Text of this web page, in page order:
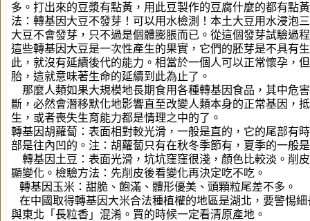
多。打出來的豆漿有點黃，用此豆製作的豆腐什麼的都有點
法：轉基因大豆不發芽！可以用水檢測！本土大豆用水浸泡
大豆不會發芽，只不過是個體膨脹而已。從這個發芽試驗過
這些轉基因大豆是一次性產生的果實，它們的胚芽是不具有
此，就沒有延續後代的能力。相當於一個人可以正常懷孕，
胎，這就意味著生命的延續到此為止了。
那麼人類如果大規模地長期食用各種轉基因食品，其中危
斷，必然會潛移默化地影響直至改變人類本身的正常基因，
生，或者喪失生育能力都是情理之中的了。
轉基因胡蘿蔔：表面相對較光滑，一般是直的，它的尾部有
部是往內凹的。注：胡蘿蔔只有在秋冬季節有，夏季的一般
轉基因土豆：表面光滑，坑坑窪窪很淺，顏色比較淡。削
顯變化。檢驗方法：先削皮後看變化再決定吃不吃。
轉基因玉米：甜脆、飽滿、體形優美、頭顆粒尾差不多。
在中國取得轉基因大米合法種植權的地區是湖北，要警惕
與東北「長粒香」混淆。買的時候一定看清原產地。